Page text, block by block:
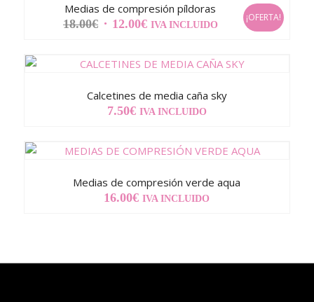
Medias de compresión píldoras
18.00€ EL
ERA:
12.00€EL
ES:
IVA INCLUIDO
¡OFERTA!
Calcetines de media caña sky
7.50€ IVA INCLUIDO
Medias de compresión verde aqua
16.00€ IVA INCLUIDO